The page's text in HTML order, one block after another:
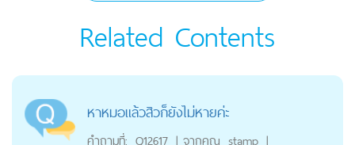
Related Contents
หาหมอแล้วสิวก็ยังไม่หายค่ะ
คำถามที่: Q12617 | จากคุณ stamp |